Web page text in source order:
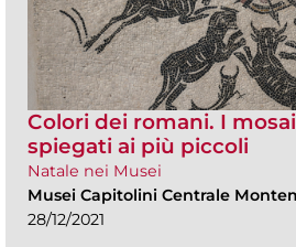
Colori dei romani. I
spiegati ai più piccoli
Natale nei Musei
Musei Capitolini Centrale
28/12/2021